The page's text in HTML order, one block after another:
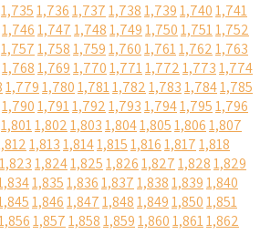
1,7351,7361,7371,7381,7391,7401,741
1,7461,7471,7481,7491,7501,7511,752
1,7571,7581,7591,7601,7611,7621,763
1,7681,7691,7701,7711,7721,7731,774
1,7791,7801,7811,7821,7831,7841,785
1,7901,7911,7921,7931,7941,7951,796
1,8011,8021,8031,8041,8051,8061,807
1,8131,8141,8151,8161,8171,818
1,8231,8241,8251,8261,8271,8281,829
1,8351,8361,8371,8381,8391,840
1,8461,8471,8481,8491,8501,851
1,8571,8581,8591,8601,8611,862